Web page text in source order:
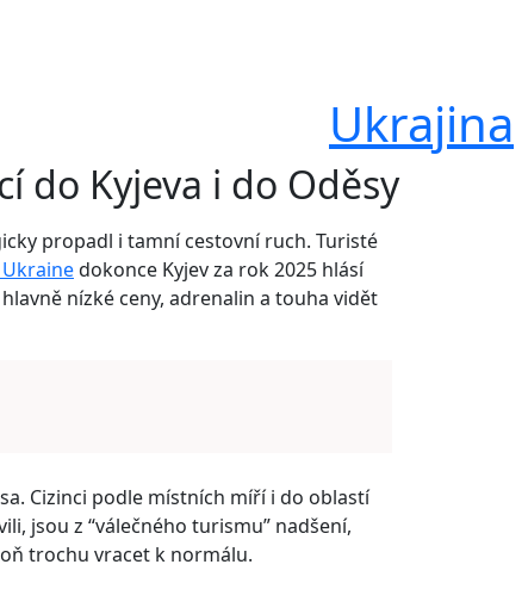
Ukrajina
do Kyjeva i do Oděsy
propadl i tamní cestovní ruch. Turisté
dokonce Kyjev za rok 2025 hlásí
nízké ceny, adrenalin a touha vidět
Cizinci podle místních míří i do oblastí
jsou z “válečného turismu” nadšení,
trochu vracet k normálu.